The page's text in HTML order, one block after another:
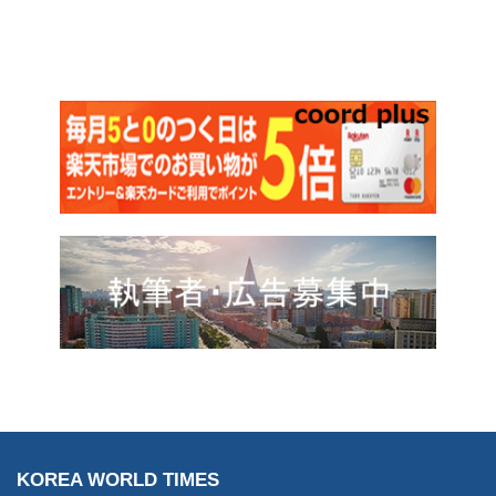
KOREA WORLD TIMES